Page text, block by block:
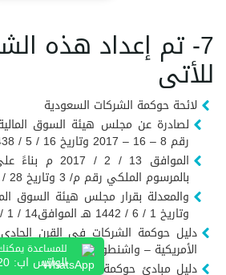
7- تم إعداد هذه
للأتى
لائحة حوكمة الشركات السعودية
لصادرة عن مجلس هيئة السوق
رقم 8 – 16 – 2017 وتاريخ 16 / 5 / 1438 هـ
الموافق 13 / 2 /
بالمرسوم الملكي رقم م/ 3 وتاريخ 28 / 1 / 1437 هـ
وتاريخ 1 / 6 / 1442 هـ الموافق14 / 1 / 2021 م
دليل حوكمة الشركات في القرن الحادى
الأمريكية – واشنطون
دليل مبادئ حوكمة الشركات لمجموعة
للمساعدة
الواتس اب: